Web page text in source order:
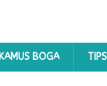
KAMUS BOGA TIPS